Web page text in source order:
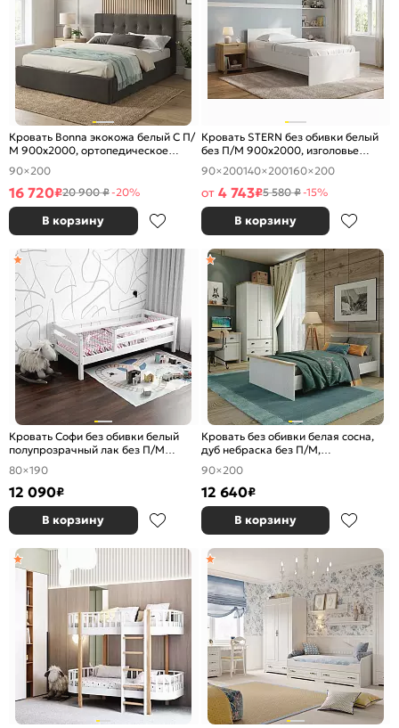
Кровать Bonna экокожа белый С П/
М 900x2000, ортопедическое
основание, изголовье мягкое
90×200
16 720₽20 900 ₽-20%
В корзину
Кровать STERN без обивки белый
без П/М 900x2000, изголовье
жесткое
90×200140×200160×200
от 4 743₽5 580 ₽-15%
В корзину
Кровать Софи без обивки белый
полупрозрачный лак без П/М
800x1900, ортопедическое
основание, изголовье жесткое
80×190
12 090₽
В корзину
Кровать без обивки белая сосна,
дуб небраска без П/М,
ортопедическое основание
90×200
12 640₽
В корзину